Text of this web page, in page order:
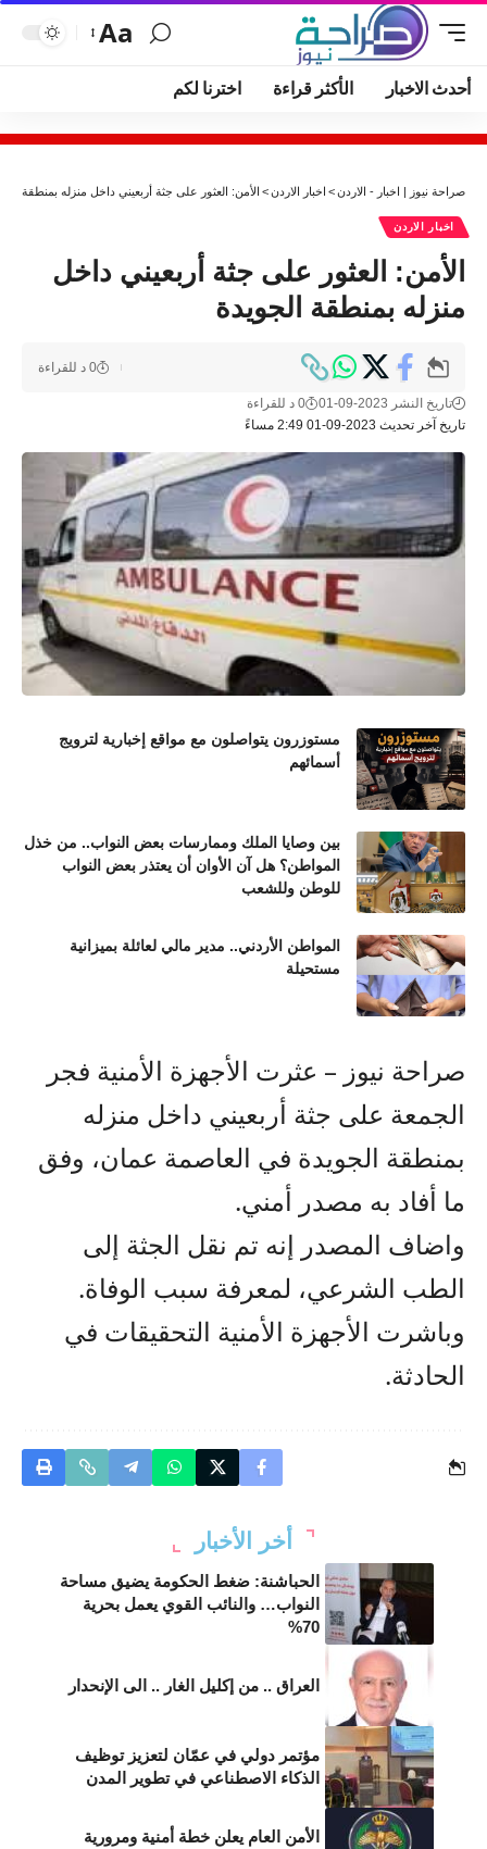
Aa
أحدث الاخبار الأكثر قراءة اخترنا لكم
صراحة نيوز | اخبار - الاردن> اخبار الاردن> الأمن: العثور على جثة أربعيني داخل منزله بمنطقة
اخبار الاردن
الأمن: العثور على جثة أربعيني داخل
منزله بمنطقة الجويدة
تاريخ آخر تحديث 2023-09-01 2:49 مساءً
تاريخ النشر 2023-09-01 0 د للقراءة
0 د للقراءة
مستوزرون يتواصلون مع مواقع إخبارية لترويج
أسمائهم
بين وصايا الملك وممارسات بعض النواب.. من خذل
المواطن؟ هل آن الأوان أن يعتذر بعض النواب
للوطن وللشعب
المواطن الأردني.. مدير مالي لعائلة بميزانية
مستحيلة
صراحة نيوز – عثرت الأجهزة الأمنية فجر
الجمعة على جثة أربعيني داخل منزله
بمنطقة الجويدة في العاصمة عمان، وفق
ما أفاد به مصدر أمني.
واضاف المصدر إنه تم نقل الجثة إلى
الطب الشرعي، لمعرفة سبب الوفاة.
وباشرت الأجهزة الأمنية التحقيقات في
الحادثة.
أخر الأخبار
الحباشنة: ضغط الحكومة يضيق مساحة
النواب… والنائب القوي يعمل بحرية
70%
العراق .. من إكليل الغار .. الى الإنحدار
مؤتمر دولي في عمّان لتعزيز توظيف
الذكاء الاصطناعي في تطوير المدن
الأمن العام يعلن خطة أمنية ومرورية